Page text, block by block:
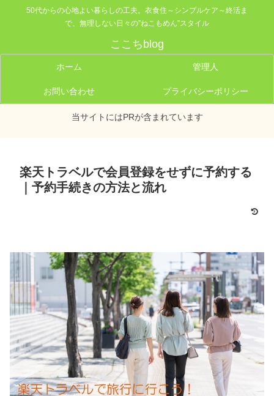
50代からの心地よい暮らしの工夫。衣食住～シンプルケア～終活ま
で、無理しない日々の”ねこもめん”スタイル
ここちblog
ホーム 管理人
お問い合わせ プライバシーポリシー
当サイトにはPRが含まれています
楽天トラベルで会員登録をせずに予約する
｜予約手続きの方法と流れ